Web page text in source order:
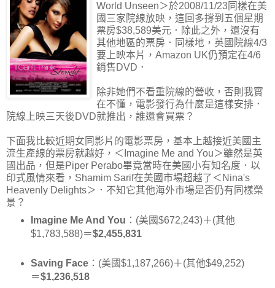
World Unseen＞於2008/11/23同樣在美
國三家院線放映，這回多撐到五個星期
票房$38,589美元．除此之外，還沒有
其他地區的票房．同樣地，英國院線4/3
要上映本片，Amazon UK仍預定在4/6
銷售DVD．
除非她們不看重院線的營收，否則我實
在不懂，電影發行為什麼是這樣安排．
院線上映三天後DVD就推出，誰還會買票？
下面我比較近期女同影片的電影票房，基本上越接近美國主
流生產線的票房就越好，＜Imagine Me and You＞雖然是英
國出品，但是Piper Perabo畢竟當時在美國小有知名度．以
印式風情來看，Shamim Sarif在美國市場超越了＜Nina's
Heavenly Delights＞．不知它其他海外市場是否仍有同樣榮
景？
Imagine Me And You ：(美國$672,243)＋(其他
$1,783,588)＝$2,455,831
Saving Face：(美國$1,187,266)＋(其他$49,252)
＝$1,236,518